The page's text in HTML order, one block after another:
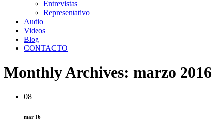
Entrevistas
Representativo
Audio
Videos
Blog
CONTACTO
Monthly Archives: marzo 2016
08
mar 16